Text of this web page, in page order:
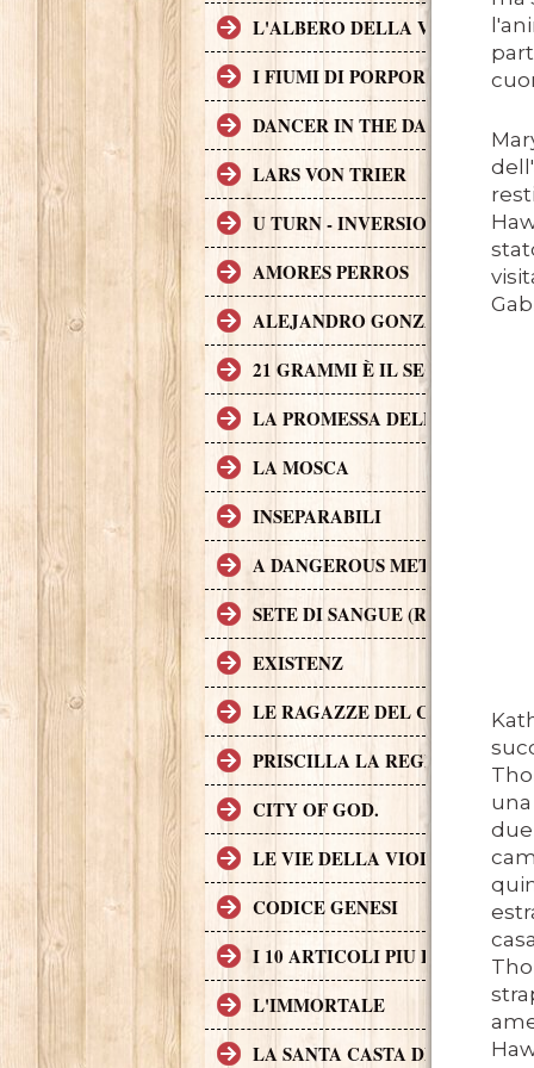
L'ALBERO DELLA VITA
I FIUMI DI PORPORA
DANCER IN THE DARK
LARS VON TRIER
U TURN - INVERSIONE DI
AMORES PERROS
ALEJANDRO GONZÁLEZ
21 GRAMMI È IL SECONDO
LA PROMESSA DELL'ASSASSINO
LA MOSCA
INSEPARABILI
A DANGEROUS METHOD
SETE DI SANGUE (RABID)
EXISTENZ
LE RAGAZZE DEL COYOTE
PRISCILLA LA REGINA DEL
CITY OF GOD.
LE VIE DELLA VIOLENZA
CODICE GENESI
I 10 ARTICOLI PIU LETTI SUL
L'IMMORTALE
LA SANTA CASTA DELLA